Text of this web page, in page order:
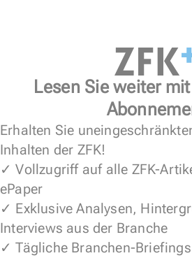
Lesen Sie weiter
Erhalten Sie
Inhalten der ZFK!
✓ Vollzugriff auf alle ZFK-
ePaper
✓ Exklusive Analysen,
Interviews aus der Branche
✓ Tägliche Branchen-